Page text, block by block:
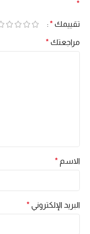
*
تقييمك *
مراجعتك *
الاسم *
البريد الإلكتروني *